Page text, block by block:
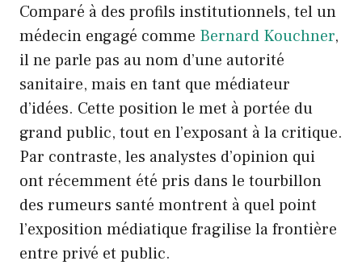
Comparé à des profils institutionnels, tel un
médecin engagé comme Bernard Kouchner,
il ne parle pas au nom d’une autorité
sanitaire, mais en tant que médiateur
d’idées. Cette position le met à portée du
grand public, tout en l’exposant à la critique.
Par contraste, les analystes d’opinion qui
ont récemment été pris dans le tourbillon
des rumeurs santé montrent à quel point
l’exposition médiatique fragilise la frontière
entre privé et public.